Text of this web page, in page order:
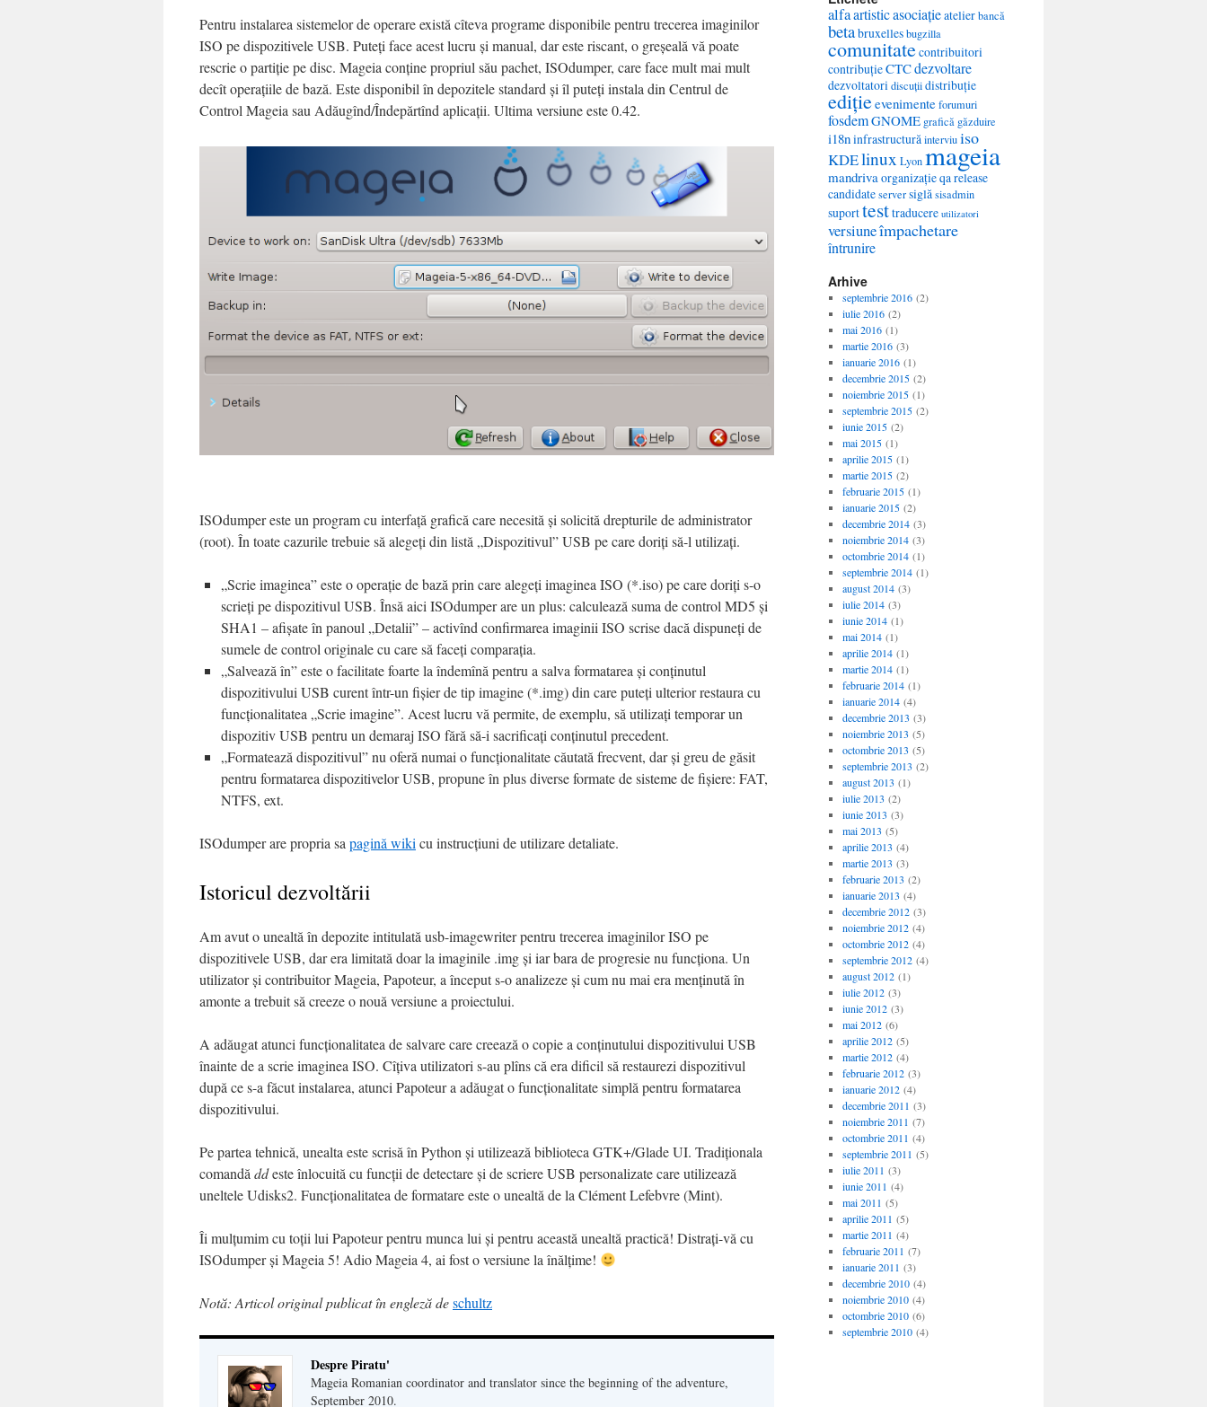
Pentru instalarea sistemelor de operare există cîteva programe disponibile pentru trecerea imaginilor
ISO pe dispozitivele USB. Puteți face acest lucru și manual, dar este riscant, o greșeală vă poate
rescrie o partiție pe disc. Mageia conține propriul său pachet, ISOdumper, care face mult mai mult
decît operațiile de bază. Este disponibil în depozitele standard și îl puteți instala din Centrul de
Control Mageia sau Adăugînd/Îndepărtînd aplicații. Ultima versiune este 0.42.
ISOdumper este un program cu interfață grafică care necesită și solicită drepturile de administrator
(root). În toate cazurile trebuie să alegeți din listă „Dispozitivul” USB pe care doriți să-l utilizați.
„Scrie imaginea” este o operație de bază prin care alegeți imaginea ISO (*.iso) pe care doriți s-o
scrieți pe dispozitivul USB. Însă aici ISOdumper are un plus: calculează suma de control MD5 și
SHA1 – afișate în panoul „Detalii” – activînd confirmarea imaginii ISO scrise dacă dispuneți de
sumele de control originale cu care să faceți comparația.
„Salvează în” este o facilitate foarte la îndemînă pentru a salva formatarea și conținutul
dispozitivului USB curent într-un fișier de tip imagine (*.img) din care puteți ulterior restaura cu
funcționalitatea „Scrie imagine”. Acest lucru vă permite, de exemplu, să utilizați temporar un
dispozitiv USB pentru un demaraj ISO fără să-i sacrificați conținutul precedent.
„Formatează dispozitivul” nu oferă numai o funcționalitate căutată frecvent, dar și greu de găsit
pentru formatarea dispozitivelor USB, propune în plus diverse formate de sisteme de fișiere: FAT,
NTFS, ext.
ISOdumper are propria sapagină wikicu instrucțiuni de utilizare detaliate.
Istoricul dezvoltării
Am avut o unealtă în depozite intitulată usb-imagewriter pentru trecerea imaginilor ISO pe
dispozitivele USB, dar era limitată doar la imaginile .img și iar bara de progresie nu funcționa. Un
utilizator și contribuitor Mageia, Papoteur, a început s-o analizeze și cum nu mai era menținută în
amonte a trebuit să creeze o nouă versiune a proiectului.
A adăugat atunci funcționalitatea de salvare care creează o copie a conținutului dispozitivului USB
înainte de a scrie imaginea ISO. Cîțiva utilizatori s-au plîns că era dificil să restaurezi dispozitivul
după ce s-a făcut instalarea, atunci Papoteur a adăugat o funcționalitate simplă pentru formatarea
dispozitivului.
Pe partea tehnică, unealta este scrisă în Python și utilizează biblioteca GTK+/Glade UI. Tradiționala
comandăddeste înlocuită cu funcții de detectare și de scriere USB personalizate care utilizează
uneltele Udisks2. Funcționalitatea de formatare este o unealtă de la Clément Lefebvre (Mint).
Îi mulțumim cu toții lui Papoteur pentru munca lui și pentru această unealtă practică! Distrați-vă cu
ISOdumper și Mageia 5! Adio Mageia 4, ai fost o versiune la înălțime!
Notă: Articol original publicat în engleză deschultz
Despre Piratu'
Mageia Romanian coordinator and translator since the beginning of the adventure,
September 2010.
alfaartisticasociațieatelierbancă
betabruxellesbugzilla
comunitatecontribuitori
contribuțieCTCdezvoltare
dezvoltatoridiscuțiidistribuție
edițieevenimenteforumuri
fosdemGNOME grafică găzduire
i18ninfrastructurăinterviuiso
KDElinux Lyonmageia
mandrivaorganizațieqarelease
candidateserversiglăsisadmin
suporttesttraducere utilizatori
versiuneîmpachetare
întrunire
Arhive
septembrie 2016(2)
iulie 2016(2)
mai 2016(1)
martie 2016(3)
ianuarie 2016(1)
decembrie 2015(2)
noiembrie 2015(1)
septembrie 2015(2)
iunie 2015(2)
mai 2015(1)
aprilie 2015(1)
martie 2015(2)
februarie 2015(1)
ianuarie 2015(2)
decembrie 2014(3)
noiembrie 2014(3)
octombrie 2014(1)
septembrie 2014(1)
august 2014(3)
iulie 2014(3)
iunie 2014(1)
mai 2014(1)
aprilie 2014(1)
martie 2014(1)
februarie 2014(1)
ianuarie 2014(4)
decembrie 2013 (3)
noiembrie 2013 (5)
octombrie 2013 (5)
septembrie 2013 (2)
august 2013 (1)
iulie 2013 (2)
iunie 2013 (3)
mai 2013 (5)
aprilie 2013 (4)
martie 2013 (3)
februarie 2013 (2)
ianuarie 2013 (4)
decembrie 2012(3)
noiembrie 2012(4)
octombrie 2012(4)
septembrie 2012(4)
august 2012(1)
iulie 2012(3)
iunie 2012(3)
mai 2012(6)
aprilie 2012(5)
martie 2012(4)
februarie 2012(3)
ianuarie 2012(4)
decembrie 2011 (3)
noiembrie 2011 (7)
octombrie 2011 (4)
septembrie 2011 (5)
iulie 2011 (3)
iunie 2011 (4)
mai 2011 (5)
aprilie 2011 (5)
martie 2011 (4)
februarie 2011 (7)
ianuarie 2011 (3)
decembrie 2010(4)
noiembrie 2010(4)
octombrie 2010(6)
septembrie 2010(4)